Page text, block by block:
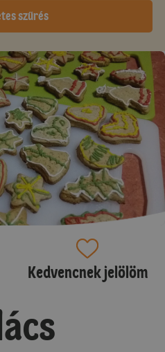
szűrés
Kedvencnek jelölöm